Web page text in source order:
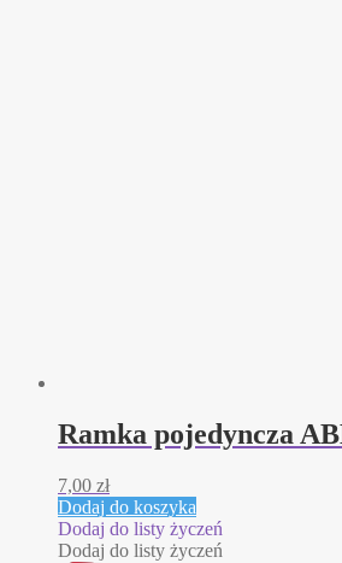
Ramka pojedyncza
7,00 zł
Dodaj do koszyka
Dodaj do listy życzeń
Dodaj do listy życzeń